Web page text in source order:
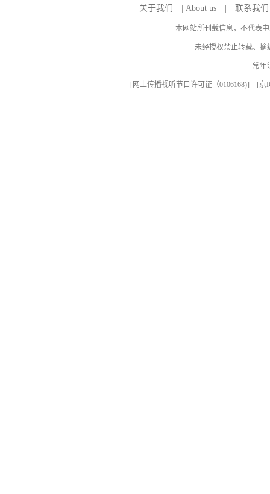
关于我们 |About us |联系我们
本网站所刊载信息，不代表
未经授权禁止转载、摘
常年
[网上传播视听节目许可证（0106168)] [京